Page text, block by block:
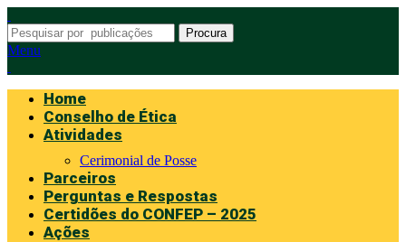
Procura
Menu
Home
Conselho de Ética
Atividades
Cerimonial de Posse
Parceiros
Perguntas e Respostas
Certidões do CONFEP – 2025
Ações